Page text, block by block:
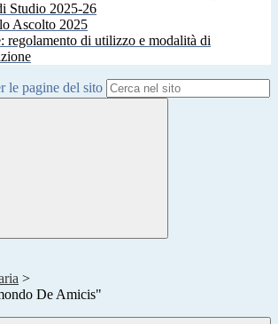
Studio 2025-26
Ascolto 2025
regolamento di utilizzo e modalità di
le pagine del sito
>
De Amicis"